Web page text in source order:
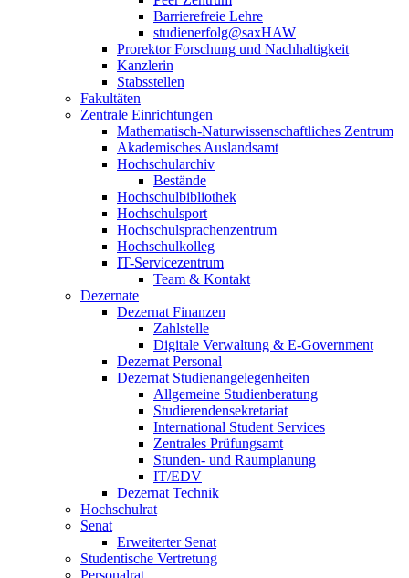
Barrierefreie Lehre
studienerfolg@saxHAW
Prorektor Forschung und Nachhaltigkeit
Kanzlerin
Stabsstellen
Fakultäten
Zentrale Einrichtungen
Mathematisch-Naturwissenschaftliches Zentrum
Akademisches Auslandsamt
Hochschularchiv
Bestände
Hochschulbibliothek
Hochschulsport
Hochschulsprachenzentrum
Hochschulkolleg
IT-Servicezentrum
Team & Kontakt
Dezernate
Dezernat Finanzen
Zahlstelle
Digitale Verwaltung & E-Government
Dezernat Personal
Dezernat Studienangelegenheiten
Allgemeine Studienberatung
Studierendensekretariat
International Student Services
Zentrales Prüfungsamt
Stunden- und Raumplanung
IT/EDV
Dezernat Technik
Hochschulrat
Senat
Erweiterter Senat
Studentische Vertretung
Personalrat